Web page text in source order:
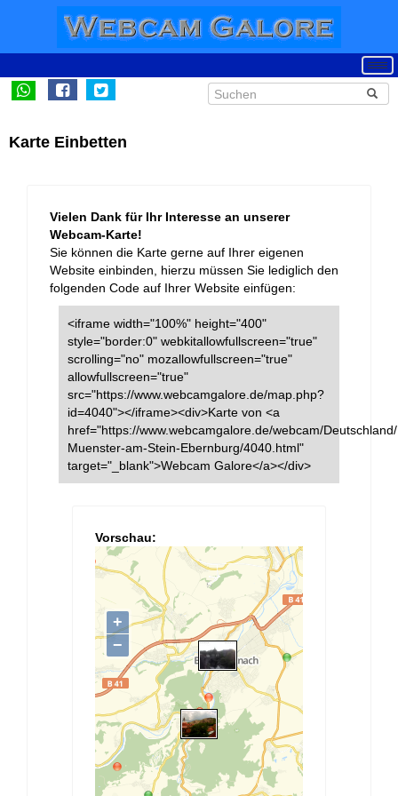
Karte Einbetten
Vielen Dank für Ihr Interesse an unserer
Webcam-Karte!
Sie können die Karte gerne auf Ihrer eigenen
Website einbinden, hierzu müssen Sie lediglich den
folgenden Code auf Ihrer Website einfügen:
<iframe width="100%" height="400"
style="border:0" webkitallowfullscreen="true"
scrolling="no" mozallowfullscreen="true"
allowfullscreen="true"
src="https://www.webcamgalore.de/map.php?
id=4040"></iframe><div>Karte von <a
href="https://www.webcamgalore.de/webcam/
Muenster-am-Stein-Ebernburg/4040.html"
target="_blank">Webcam Galore</a></div>
Vorschau: